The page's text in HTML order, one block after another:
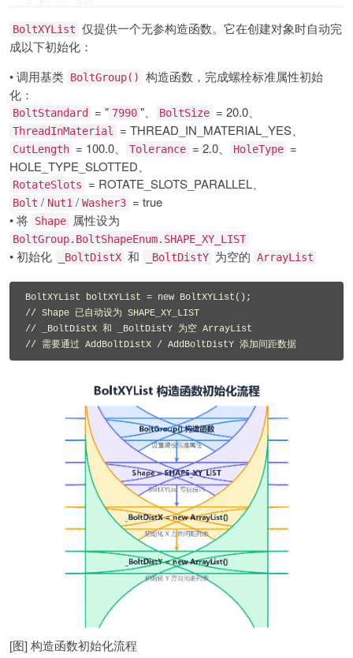
BoltXYList 仅提供一个无参构造函数。它在创建对象时自动完
成以下初始化：
• 调用基类 BoltGroup()
构造函数，完成螺栓标准属性初始
化：
BoltStandard = " 7990 "、 BoltSize = 20.0、
ThreadInMaterial = THREAD_IN_MATERIAL_YES、
CutLength = 100.0、 Tolerance = 2.0、 HoleType =
HOLE_TYPE_SLOTTED、
RotateSlots = ROTATE_SLOTS_PARALLEL、
Bolt / Nut1 / Washer3 = true
• 将 Shape 属性设为
BoltGroup.BoltShapeEnum.SHAPE_XY_LIST
• 初始化 _BoltDistX 和 _BoltDistY 为空的 ArrayList
BoltXYList boltXYList = new BoltXYList();
// Shape 已自动设为 SHAPE_XY_LIST
// _BoltDistX 和 _BoltDistY 为空 ArrayList
// 需要通过 AddBoltDistX / AddBoltDistY 添加间距数据
[图] 构造函数初始化流程